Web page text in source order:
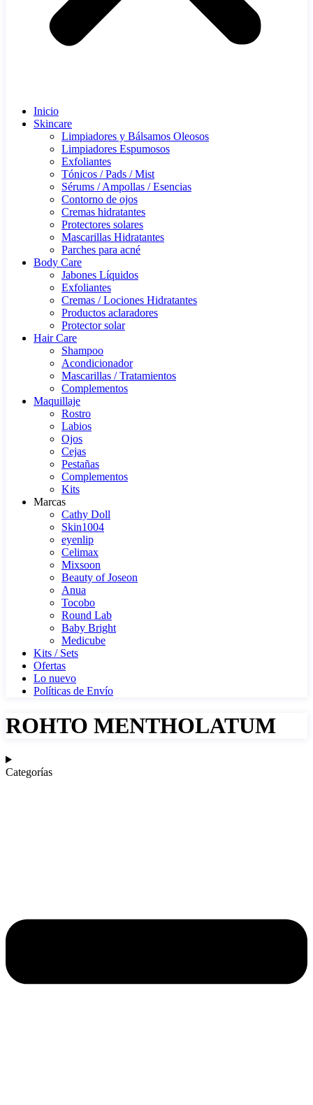
Inicio
Skincare
Limpiadores y Bálsamos Oleosos
Limpiadores Espumosos
Exfoliantes
Tónicos / Pads / Mist
Sérums / Ampollas / Esencias
Contorno de ojos
Cremas hidratantes
Protectores solares
Mascarillas Hidratantes
Parches para acné
Body Care
Jabones Líquidos
Exfoliantes
Cremas / Lociones Hidratantes
Productos aclaradores
Protector solar
Hair Care
Shampoo
Acondicionador
Mascarillas / Tratamientos
Complementos
Maquillaje
Rostro
Labios
Ojos
Cejas
Pestañas
Complementos
Kits
Marcas
Cathy Doll
Skin1004
eyenlip
Celimax
Mixsoon
Beauty of Joseon
Anua
Tocobo
Round Lab
Baby Bright
Medicube
Kits / Sets
Ofertas
Lo nuevo
Políticas de Envío
ROHTO MENTHOLATUM
Categorías